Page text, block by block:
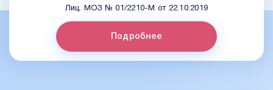
Лиц. МОЗ № 01/2210-М от 22.10.2019
Подробнее